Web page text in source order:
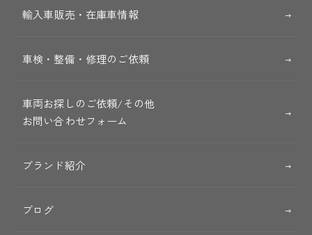
輸入車販売・在庫車情報
車検・整備・修理のご依頼
車両お探しのご依頼/その他
お問い合わせフォーム
ブランド紹介
ブログ